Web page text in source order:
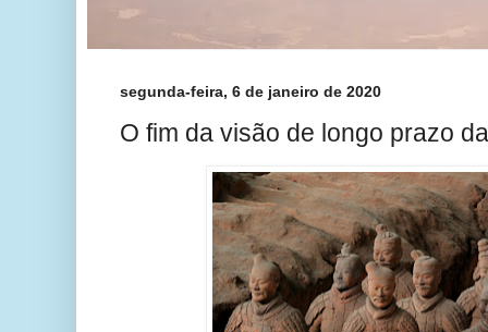
segunda-feira, 6 de janeiro de 2020
O fim da visão de longo prazo